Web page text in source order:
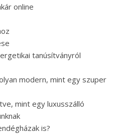
online
tanúsítványról
modern, mint egy szuper
mint egy luxusszálló
is?